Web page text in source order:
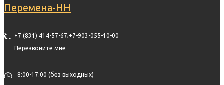
Перемена-НН
+7 (831) 414-57-67,+7-903-055-10-00
Перезвоните мне
8:00-17:00 (без выходных)